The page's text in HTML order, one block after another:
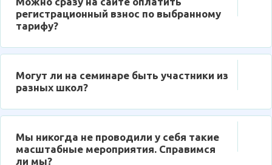
регистрационный взнос по выбранному
тарифу?
Могут ли на семинаре быть участники из
разных школ?
Мы никогда не проводили у себя такие
масштабные мероприятия. Справимся
ли мы?